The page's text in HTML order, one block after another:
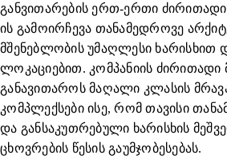
განვითარების ერთ-ერთი ძირითადი
ის გამოირჩევა თანამედროვე
მშენებლობის უმაღლესი ხარისხით
ლოკაციებით. კომპანიის ძირითადი
განავითაროს მაღალი კლასის
კომპლექსები ისე, რომ თავისი
და განსაკუთრებული ხარისხის
ცხოვრების წესის გაუმჯობესებას.